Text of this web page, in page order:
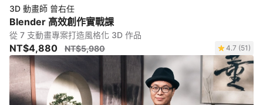
3D 動畫師 曾右任
Blender 高效創作實戰課
從 7 支動畫專案打造風格化 3D 作品
NT$4,880 NT$5,980 4.7 (51)